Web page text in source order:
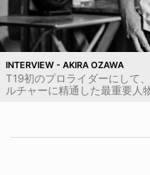
INTERVIEW - AKIRA OZAWA
T19初のプロライダーにして
ルチャーに精通した最重要人物